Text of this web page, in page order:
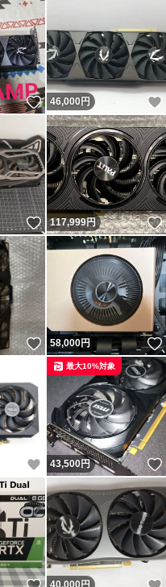
いいね！
46,000 円
いいね！
117,999円
いいね！
58,000円
いいね！
43,500円
最大10%対象